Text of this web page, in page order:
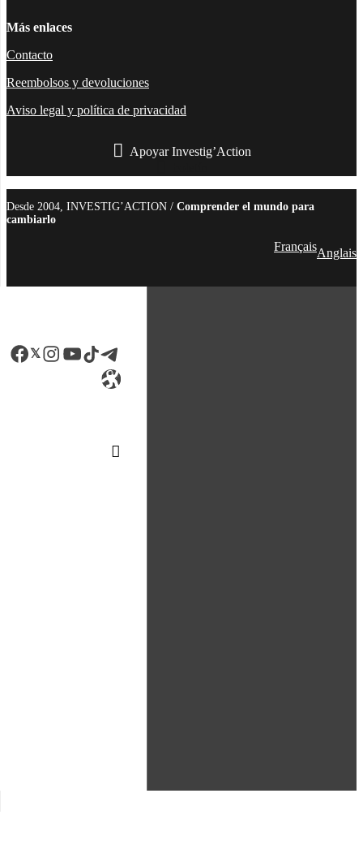
Más enlaces
Contacto
Reembolsos y devoluciones
Aviso legal y política de privacidad
Apoyar Investig’Action
Desde 2004, INVESTIG’ACTION / Comprender el mundo para
cambiarlo
FrançaisAnglais
Facebook
LinkedIn
Instagram
YouTube
TikTok
Telegram
Enlace